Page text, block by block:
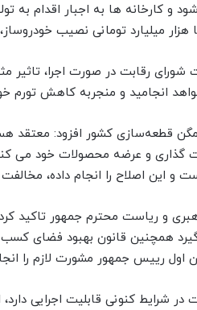
و کارخانه ها به اجبار اقدام به
میلیارد تومانی نصیب
قطعه‌سازی کشور افزود: معتقد
گذاری و عرضه محصولات خود می
و این اصلاح را انجام داده،
و ریاست محترم جمهور تاکید
قانون بهبود فضای کسب
رییس جمهور مشورت لازم را
در شرایط کنونی قابلیت اجرایی